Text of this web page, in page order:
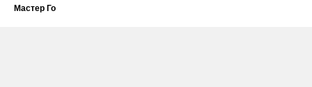
Мастер Го